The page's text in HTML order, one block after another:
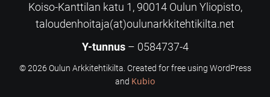
Koiso-Kanttilan katu 1, 90014 Oulun Yliopisto,
taloudenhoitaja(at)oulunarkkitehtikilta.net
Y-tunnus – 0584737-4
© 2026 Oulun Arkkitehtikilta. Created for free using WordPress
and Kubio